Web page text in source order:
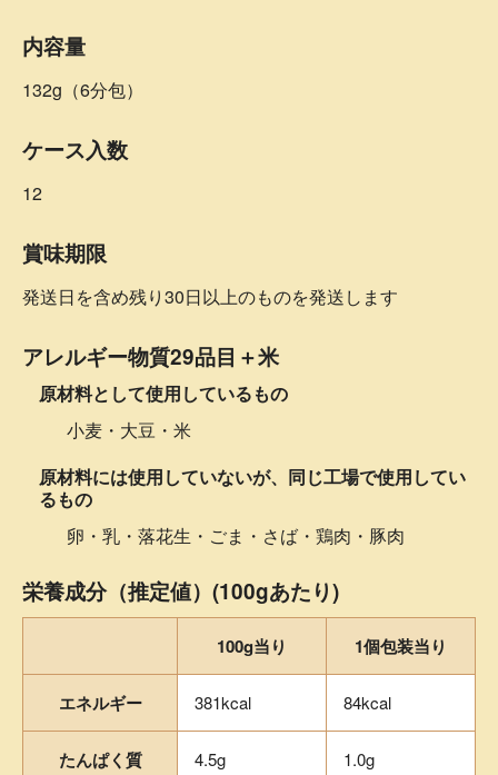
内容量
132g（6分包）
ケース入数
12
賞味期限
発送日を含め残り30日以上のものを発送します
アレルギー物質29品目＋米
原材料として使用しているもの
小麦・大豆・米
原材料には使用していないが、同じ工場で使用してい
るもの
卵・乳・落花生・ごま・さば・鶏肉・豚肉
栄養成分（推定値）(100gあたり)
100g当り 1個包装当り
エネルギー 381kcal 84kcal
たんぱく質 4.5g 1.0g